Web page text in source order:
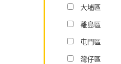
大埔區
離島區
屯門區
灣仔區